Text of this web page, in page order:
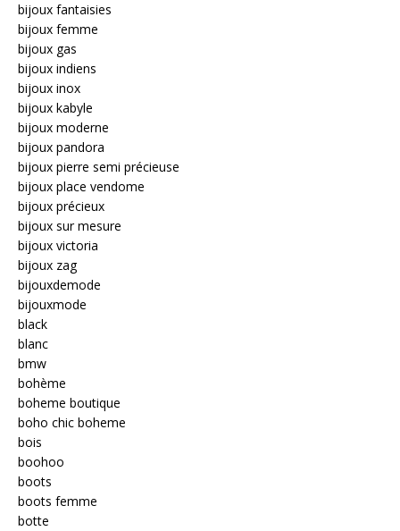
bijoux fantaisies
bijoux femme
bijoux gas
bijoux indiens
bijoux inox
bijoux kabyle
bijoux moderne
bijoux pandora
bijoux pierre semi précieuse
bijoux place vendome
bijoux précieux
bijoux sur mesure
bijoux victoria
bijoux zag
bijouxdemode
bijouxmode
black
blanc
bmw
bohème
boheme boutique
boho chic boheme
bois
boohoo
boots
boots femme
botte